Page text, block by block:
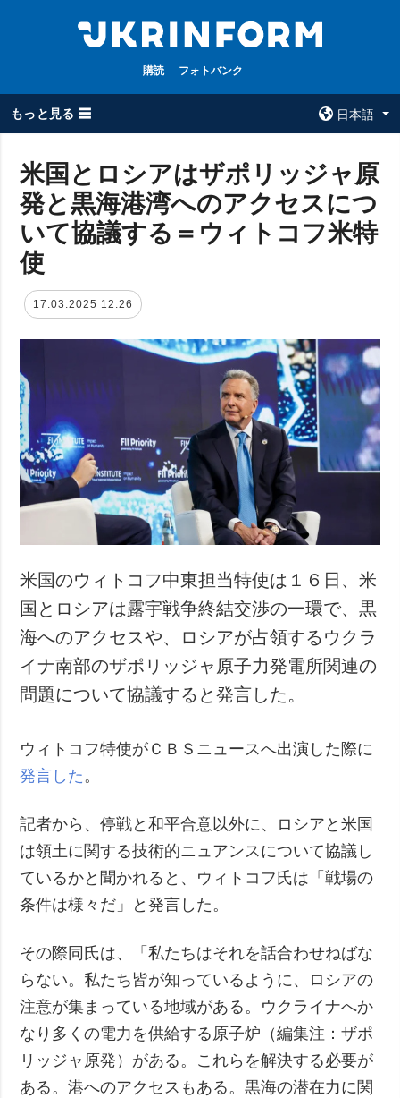
購読 フォトバンク
もっと見る ☰
日本語
全てのトピック
戦争
経済・復興
防衛
スポーツ
犯罪
事故・緊急事態
ウクルインフォ
ルム
ウクルインフォル
追加
インタビュー
写真
動画
サービス
購読
フォトバンク
米国とロシアはザポリッジャ原
発と黒海港湾へのアクセスにつ
いて協議する＝ウィトコフ米特
使
17.03.2025 12:26
米国のウィトコフ中東担当特使は１６日、米
国とロシアは露宇戦争終結交渉の一環で、黒
海へのアクセスや、ロシアが占領するウクラ
イナ南部のザポリッジャ原子力発電所関連の
問題について協議すると発言した。
ウィトコフ特使がＣＢＳニュースへ出演した際に
発言した 。
記者から、停戦と和平合意以外に、ロシアと米国
は領土に関する技術的ニュアンスについて協議し
ているかと聞かれると、ウィトコフ氏は「戦場の
条件は様々だ」と発言した。
その際同氏は、「私たちはそれを話合わせねばな
らない。私たち皆が知っているように、ロシアの
注意が集まっている地域がある。ウクライナへか
なり多くの電力を供給する原子炉（編集注：ザポ
リッジャ原発）がある。これらを解決する必要が
ある。港へのアクセスもある。黒海の潜在力に関